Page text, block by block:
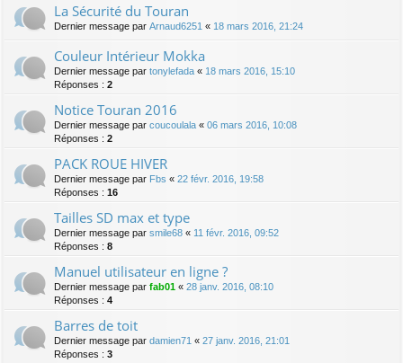
La Sécurité du Touran
Dernier message par Arnaud6251 « 18 mars 2016, 21:24
Couleur Intérieur Mokka
Dernier message par tonylefada « 18 mars 2016, 15:10
Réponses : 2
Notice Touran 2016
Dernier message par coucoulala « 06 mars 2016, 10:08
Réponses : 2
PACK ROUE HIVER
Dernier message par Fbs « 22 févr. 2016, 19:58
Réponses : 16
Tailles SD max et type
Dernier message par smile68 « 11 févr. 2016, 09:52
Réponses : 8
Manuel utilisateur en ligne ?
Dernier message par fab01 « 28 janv. 2016, 08:10
Réponses : 4
Barres de toit
Dernier message par damien71 « 27 janv. 2016, 21:01
Réponses : 3